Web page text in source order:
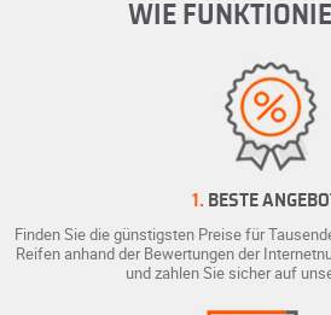
WIE
1. BESTE
Finden Sie die günstigsten Preise für
Reifen anhand der Bewertungen der
und zahlen Sie sicher auf